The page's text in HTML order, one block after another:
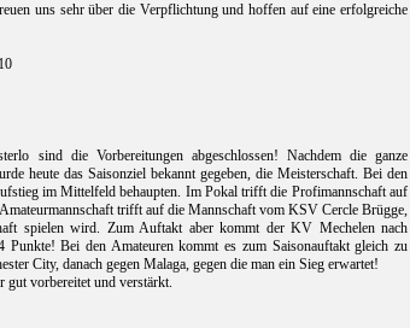
uns sehr über die Verpflichtung und hoffen auf eine erfolgreiche
sind die Vorbereitungen abgeschlossen! Nachdem die ganze
heute das Saisonziel bekannt gegeben, die Meisterschaft. Bei den
im Mittelfeld behaupten. Im Pokal trifft die Profimannschaft auf
trifft auf die Mannschaft vom KSV Cercle Brügge,
spielen wird. Zum Auftakt aber kommt der KV Mechelen nach
Punkte! Bei den Amateuren kommt es zum Saisonauftakt gleich zu
City, danach gegen Malaga, gegen die man ein Sieg erwartet!
gut vorbereitet und verstärkt.